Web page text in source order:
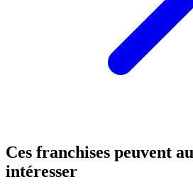
Ces franchises peuvent
intéresser